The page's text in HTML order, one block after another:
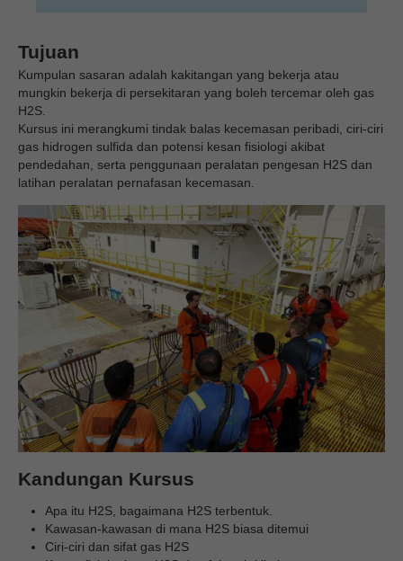
Tujuan
Kumpulan sasaran adalah kakitangan yang bekerja atau
mungkin bekerja di persekitaran yang boleh tercemar oleh gas
H2S.
Kursus ini merangkumi tindak balas kecemasan peribadi, ciri-ciri
gas hidrogen sulfida dan potensi kesan fisiologi akibat
pendedahan, serta penggunaan peralatan pengesan H2S dan
latihan peralatan pernafasan kecemasan.
Kandungan Kursus
Apa itu H2S, bagaimana H2S terbentuk.
Kawasan-kawasan di mana H2S biasa ditemui
Ciri-ciri dan sifat gas H2S